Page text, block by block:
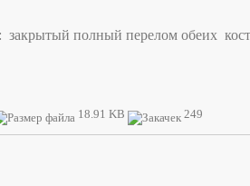
полный перелом обеих
18.91 KB 249